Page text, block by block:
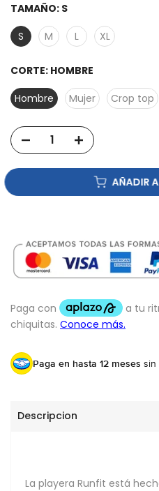
TAMAÑO: S
S
M L XL
CORTE: HOMBRE
Hombre
Mujer Crop top
AÑADIR
Paga en hasta 12 meses sin
Descripcion
La playera Runfit está